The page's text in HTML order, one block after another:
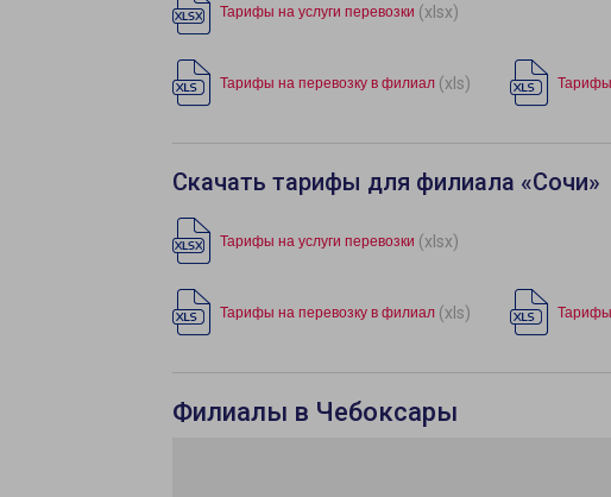
Тарифы на услуги перевозки (xlsx)
Тарифы на перевозку в филиал (xls) Тарифы
Скачать тарифы для филиала «Сочи»
Тарифы на услуги перевозки (xlsx)
Тарифы на перевозку в филиал (xls) Тарифы
Филиалы в Чебоксары